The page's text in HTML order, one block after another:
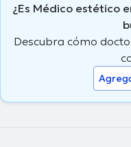
¿Es Médico estético
Descubra cómo